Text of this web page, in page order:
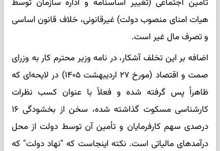
هیات امنای منصوب دولت) غیرقانونی، خلاف قانون اساسی
و تصرف مال غیر است.
اضافه بر این تخلف آشکار، در نامه وزیر محترم کار به وزرای
صمت و اقتصاد (مورخ ۲۷ اردیبهشت ۱۴۰۵) در لایحه‌ای که
ظاهراً پس گرفته شده و فعلاً با عنوان کسب نظرات
کارشناسی مسکوت گذاشته شده، سخن از بخشودگی ۱۶
درصدی سهم کارفرمایان و تأمین آن توسط دولت از محل
درآمدهای مالیاتی است. نکته اینجاست که "نهاد دولت" که